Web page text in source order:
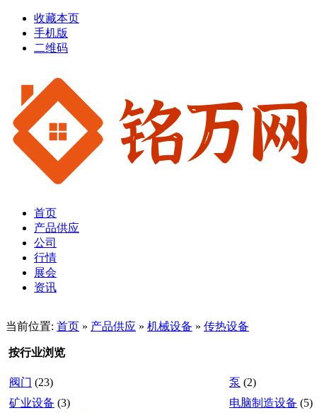
收藏本页
手机版
二维码
首页
产品供应
公司
行情
展会
资讯
当前位置: 首页 » 产品供应 » 机械设备 » 传热设备
按行业浏览
阀门 (23) 泵 (2)
矿业设备 (3) 电脑制造设备 (5)